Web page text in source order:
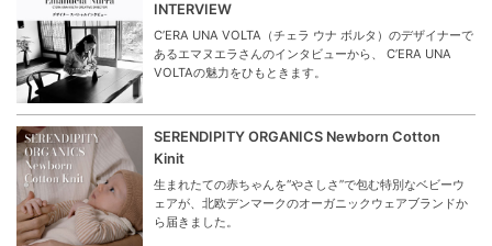
INTERVIEW
C’ERA UNA VOLTA（チェラ ウナ ボルタ）のデザイナーで
あるエマヌエラさんのインタビューから、 C’ERA UNA
VOLTAの魅力をひもときます。
SERENDIPITY ORGANICS Newborn Cotton
Kinit
生まれたての赤ちゃんを“やさしさ”で包む特別なベビーウ
ェアが、北欧デンマークのオーガニックウェアブランドか
ら届きました。